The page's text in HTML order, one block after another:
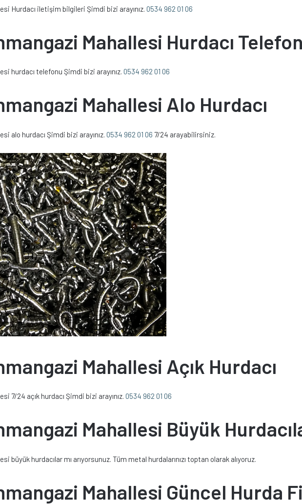
Hurdacı iletişim bilgileri Şimdi bizi arayınız. 0534 962 01 06
Mahallesi Hurdacı
hurdacı telefonu Şimdi bizi arayınız. 0534 962 01 06
Mahallesi Alo Hurdacı
alo hurdacı Şimdi bizi arayınız. 0534 962 01 06 7/24 arayabilirsiniz.
Mahallesi Açık Hurdacı
7/24 açık hurdacı Şimdi bizi arayınız. 0534 962 01 06
Mahallesi Büyük
büyük hurdacılar mı arıyorsunuz. Tüm metal hurdalarınızı toptan olarak alıyoruz.
Mahallesi Güncel Hurda